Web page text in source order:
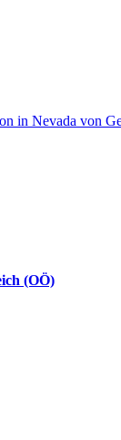
in Nevada von
(OÖ)